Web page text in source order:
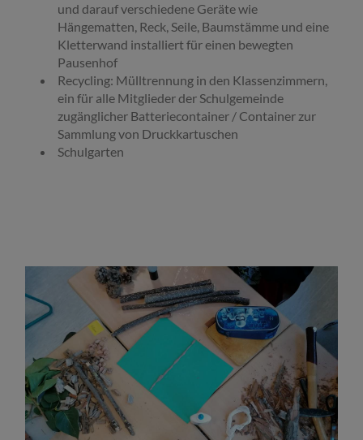
und darauf verschiedene Geräte wie
Hängematten, Reck, Seile, Baumstämme und eine
Kletterwand installiert für einen bewegten
Pausenhof
Recycling: Mülltrennung in den Klassenzimmern,
ein für alle Mitglieder der Schulgemeinde
zugänglicher Batteriecontainer / Container zur
Sammlung von Druckkartuschen
Schulgarten